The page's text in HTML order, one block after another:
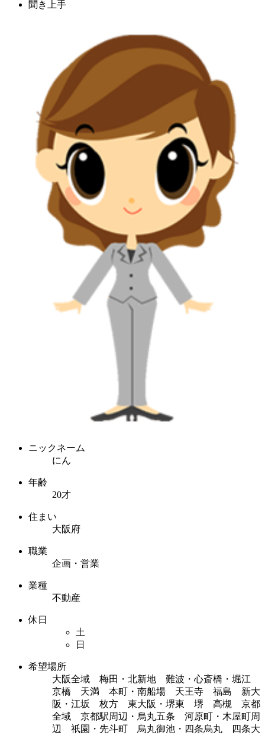
聞き上手
ニックネーム
にん
年齢
20才
住まい
大阪府
職業
企画・営業
業種
不動産
休日
土
日
希望場所
大阪全域 梅田・北新地 難波・心斎橋・堀江
京橋 天満 本町・南船場 天王寺 福島 新大
阪・江坂 枚方 東大阪・堺東 堺 高槻 京都
全域 京都駅周辺・烏丸五条 河原町・木屋町周
辺 祇園・先斗町 烏丸御池・四条烏丸 四条大